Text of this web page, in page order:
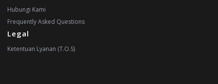
Hubungi Kami
Frequently Asked Questions
Legal
Ketentuan Lyanan (T.O.S)